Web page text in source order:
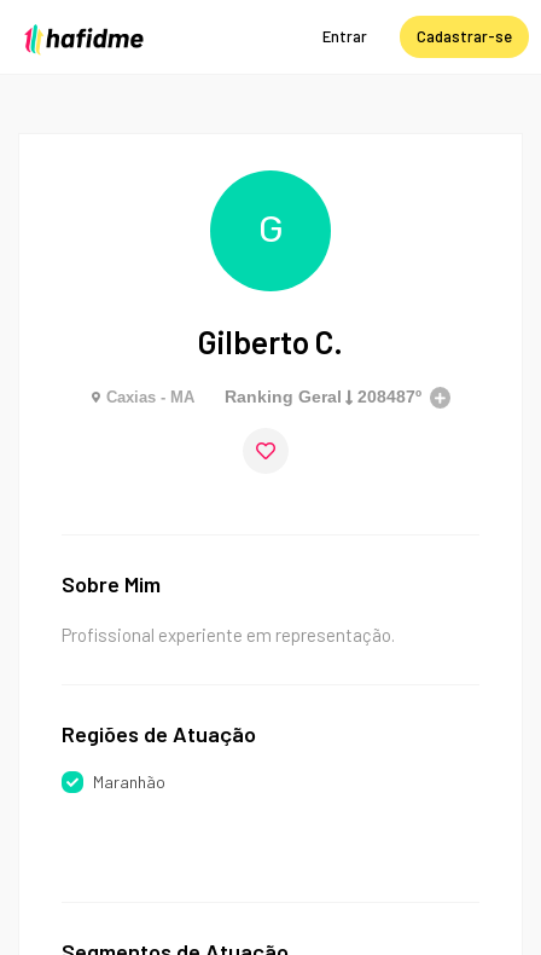
Entrar Cadastrar-se
G
Gilberto C.
Caxias - MA Ranking Geral 208487º
Sobre Mim
Profissional experiente em representação.
Regiões de Atuação
Maranhão